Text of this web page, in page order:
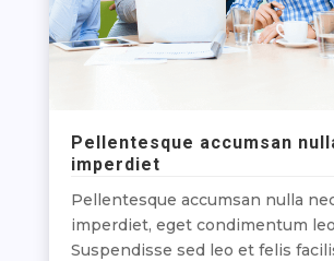
Pellentesque accumsan
imperdiet
Pellentesque accumsan nulla
imperdiet, eget condimentum
Suspendisse sed leo et felis